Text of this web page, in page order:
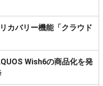
カバリー機能「クラウド
Wish6の商品化を発